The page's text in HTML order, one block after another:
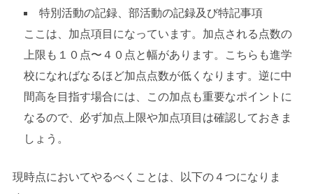
特別活動の記録、部活動の記録及び特記事項
ここは、加点項目になっています。加点される点数の
上限も１０点〜４０点と幅があります。こちらも進学
校になればなるほど加点点数が低くなります。逆に中
間高を目指す場合には、この加点も重要なポイントに
なるので、必ず加点上限や加点項目は確認しておきま
しょう。
現時点においてやるべくことは、以下の４つになりま